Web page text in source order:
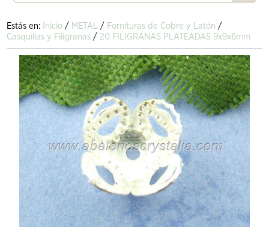
Estás en: Inicio / METAL / Fornituras de Cobre y Latón /
Casquillas y Filigranas / 20 FILIGRANAS PLATEADAS 9x9x6mm